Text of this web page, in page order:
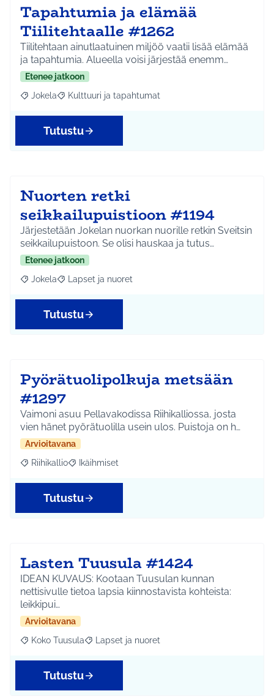
Tapahtumia ja elämää
Tiilitehtaalle #1262
Tiilitehtaan ainutlaatuinen miljöö vaatii lisää elämää
ja tapahtumia. Alueella voisi järjestää enemm…
Etenee jatkoon
Rajaa tulokset aihepiirin mukaan: Jokela
Jokela Rajaa tulokset teeman mukaan: Kulttuuri ja
Kulttuuri ja tapahtumat
Tutustu
Nuorten retki
seikkailupuistioon #1194
Järjestetään Jokelan nuorkan nuorille retkin Sveitsin
seikkailupuistoon. Se olisi hauskaa ja tutus…
Etenee jatkoon
Rajaa tulokset aihepiirin mukaan: Jokela
Jokela Rajaa tulokset teeman mukaan: Lapset ja nuoret
Lapset ja nuoret
Tutustu
Pyörätuolipolkuja metsään
#1297
Vaimoni asuu Pellavakodissa Riihikalliossa, josta
vien hänet pyörätuolilla usein ulos. Puistoja on h…
Arvioitavana
Rajaa tulokset aihepiirin mukaan: Riihikallio
Riihikallio Rajaa tulokset teeman mukaan: Ikäihmiset
Ikäihmiset
Tutustu
Lasten Tuusula #1424
IDEAN KUVAUS: Kootaan Tuusulan kunnan
nettisivulle tietoa lapsia kiinnostavista kohteista:
leikkipui…
Arvioitavana
Rajaa tulokset aihepiirin mukaan: Koko Tuusula
Koko Tuusula Rajaa tulokset teeman mukaan: Lapset ja
Lapset ja nuoret
Tutustu